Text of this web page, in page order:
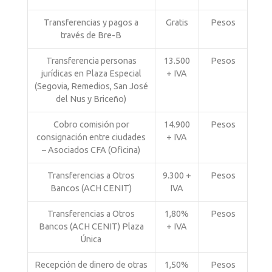
Transferencias y pagos a
través de Bre-B
Gratis Pesos
Transferencia personas
jurídicas en Plaza Especial
(Segovia, Remedios, San José
del Nus y Briceño)
13.500
+ IVA
Pesos
Cobro comisión por
consignación entre ciudades
– Asociados CFA (Oficina)
14.900
+ IVA
Pesos
Transferencias a Otros
Bancos (ACH CENIT)
9.300 +
IVA
Pesos
Transferencias a Otros
Bancos (ACH CENIT) Plaza
Única
1,80%
+ IVA
Pesos
Recepción de dinero de otras
1,50%
Pesos